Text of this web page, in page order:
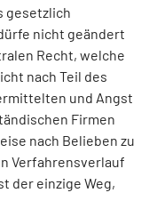
gesetzlich
nicht geändert
Recht, welche
nach Teil des
und Angst
Firmen
nach Belieben zu
Verfahrensverlauf
der einzige Weg,